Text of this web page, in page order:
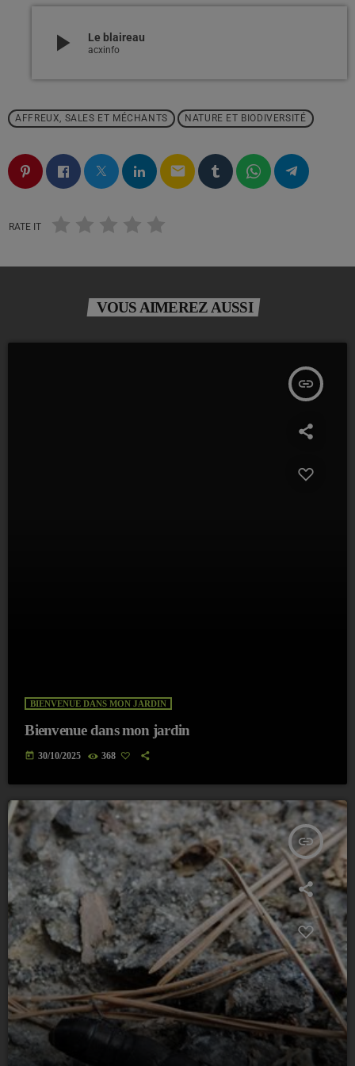
play_arrow Le blaireau
acxinfo
AFFREUX, SALES ET MÉCHANTS NATURE ET BIODIVERSITÉ
email
RATE IT
VOUS AIMEREZ AUSSI
insert_link
BIENVENUE DANS MON JARDIN
Bienvenue dans mon jardin
today 30/10/2025 368
insert_link